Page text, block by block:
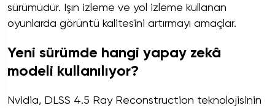
sürümüdür. Işın izleme ve yol izleme kullanan
oyunlarda görüntü kalitesini artırmayı amaçlar.
Yeni sürümde hangi yapay zekâ
modeli kullanılıyor?
Nvidia, DLSS 4.5 Ray Reconstruction teknolojisinin